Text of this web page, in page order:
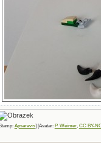
Apsaravis] [Avatar: P. Weimer, CC BY-